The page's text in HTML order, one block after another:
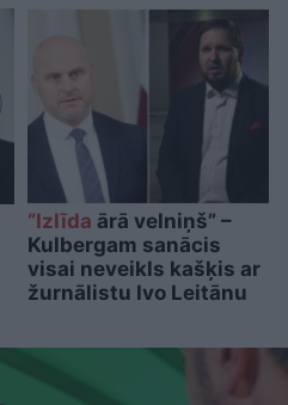
“Izlīda ārā velniņš” –
Kulbergam sanācis
visai neveikls kašķis ar
žurnālistu Ivo Leitānu